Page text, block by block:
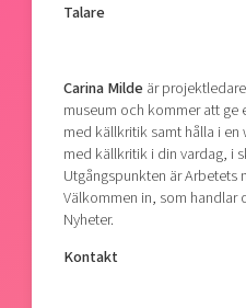
Talare
Carina Mildeär
museum och kommer att ge
med källkritik samt hålla i
med källkritik i din vardag, i
Utgångspunkten är Arbetets
Välkommen in, som handlar
Nyheter.
Kontakt